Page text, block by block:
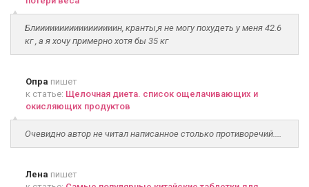
Блииииииииииииииииин, кранты,я не могу похудеть у меня 42.6
кг , а я хочу примерно хотя бы 35 кг
Опра пишет
к статье: Щелочная диета. список ощелачивающих и
окисляющих продуктов
Очевидно автор не читал написанное столько противоречий....
Лена пишет